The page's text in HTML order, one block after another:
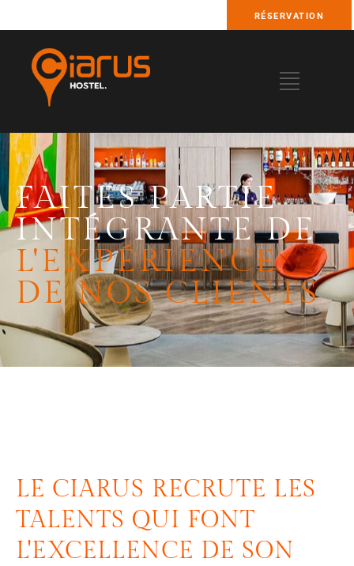
RÉSERVATION
FAITES PARTIE
INTÉGRANTE DE
L'EXPÉRIENCE
DE NOS CLIENTS
LE CIARUS RECRUTE LES
TALENTS QUI FONT
L'EXCELLENCE DE SON